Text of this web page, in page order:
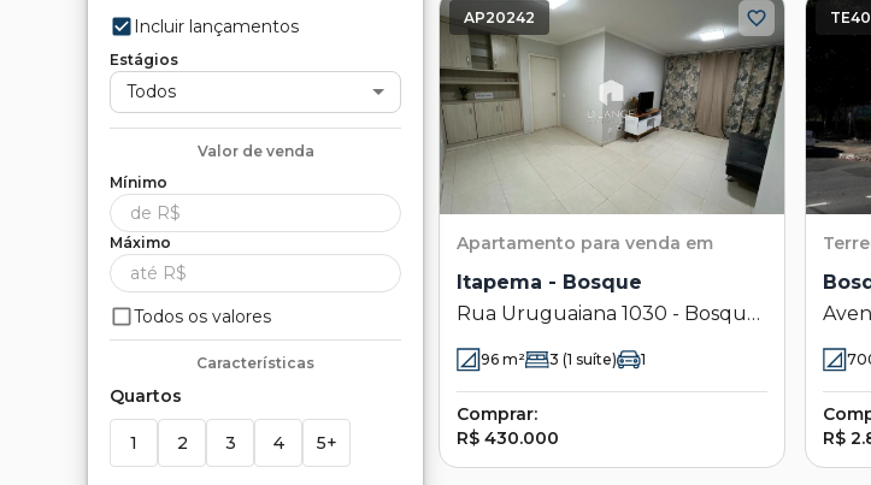
Incluir lançamentos
Estágios
Todos
Valor de venda
Mínimo
Máximo
Todos os valores
Características
Quartos
1 2 3 4 5+
AP20242
Apartamento para venda em
Itapema - Bosque
Rua Uruguaiana 1030 - Bosque
96 m² 3 (1 suíte) 1
Comprar:
R$ 430.000
R$